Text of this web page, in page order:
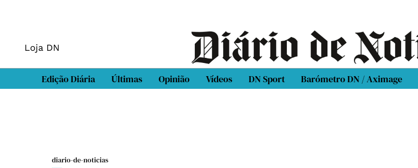
Loja DN
Edição Diária Últimas Opinião Vídeos DN Sport Barómetro DN / Aximage
diario-de-noticias